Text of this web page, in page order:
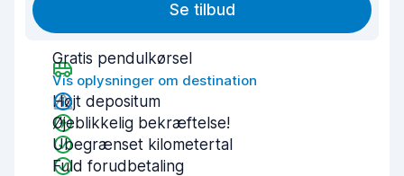
Se tilbud
Gratis pendulkørsel
Vis oplysninger om destination
Højt depositum
Øjeblikkelig bekræftelse!
Ubegrænset kilometertal
Fuld forudbetaling